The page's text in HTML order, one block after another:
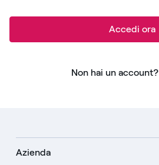
Accedi ora
Non hai un account?
Azienda